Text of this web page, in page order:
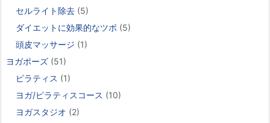
セルライト除去 (5)
ダイエットに効果的なツボ (5)
頭皮マッサージ (1)
ヨガポーズ (51)
ピラティス (1)
ヨガ/ピラティスコース (10)
ヨガスタジオ (2)